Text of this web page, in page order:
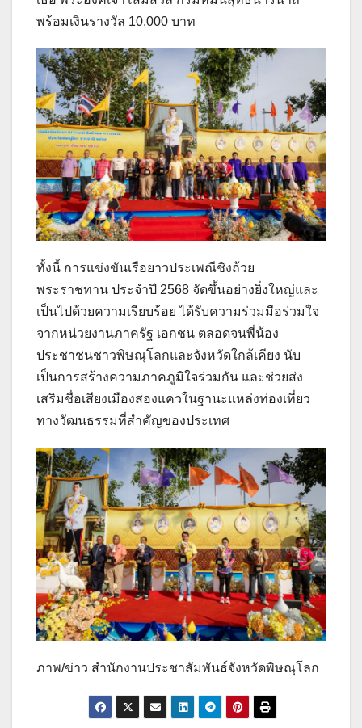
พร้อมเงินรางวัล 10,000 บาท
ทั้งนี้ การแข่งขันเรือยาวประเพณีชิงถ้วย
พระราชทาน ประจำปี 2568 จัดขึ้นอย่างยิ่งใหญ่และ
เป็นไปด้วยความเรียบร้อย ได้รับความร่วมมือร่วมใจ
จากหน่วยงานภาครัฐ เอกชน ตลอดจนพี่น้อง
ประชาชนชาวพิษณุโลกและจังหวัดใกล้เคียง นับ
เป็นการสร้างความภาคภูมิใจร่วมกัน และช่วยส่ง
เสริมชื่อเสียงเมืองสองแควในฐานะแหล่งท่องเที่ยว
ทางวัฒนธรรมที่สำคัญของประเทศ
ภาพ/ข่าว สำนักงานประชาสัมพันธ์จังหวัดพิษณุโลก